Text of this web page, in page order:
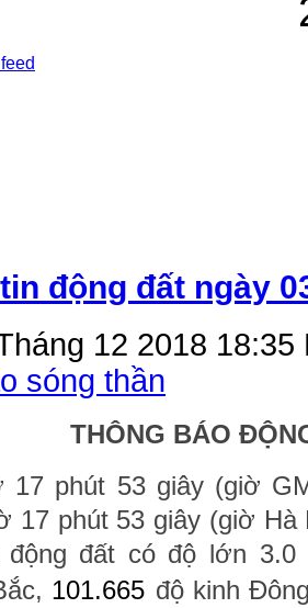
động đất ngày
12 2018 18:35
sóng thần
THÔNG BÁO
17 phút 53 giây (giờ
17 phút 53 giây (giờ Hà
động đất có độ lớn
101.665 độ kinh